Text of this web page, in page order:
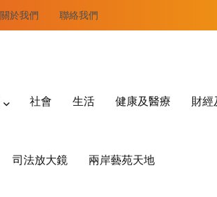
關於我們 聯絡我們
社會 生活 健康及醫療 財經
司法放大鏡 兩岸藝苑天地